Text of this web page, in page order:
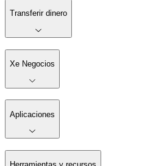
Transferir dinero
Xe Negocios
Aplicaciones